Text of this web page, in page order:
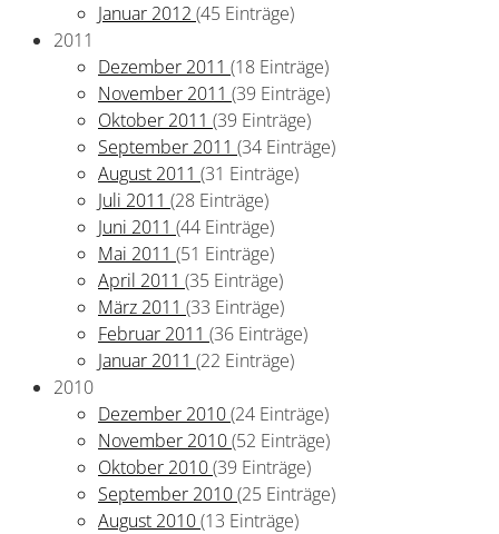
Januar 2012 (45 Einträge)
2011
Dezember 2011 (18 Einträge)
November 2011 (39 Einträge)
Oktober 2011 (39 Einträge)
September 2011 (34 Einträge)
August 2011 (31 Einträge)
Juli 2011 (28 Einträge)
Juni 2011 (44 Einträge)
Mai 2011 (51 Einträge)
April 2011 (35 Einträge)
März 2011 (33 Einträge)
Februar 2011 (36 Einträge)
Januar 2011 (22 Einträge)
2010
Dezember 2010(24 Einträge)
November 2010(52 Einträge)
Oktober 2010(39 Einträge)
September 2010(25 Einträge)
August 2010(13 Einträge)